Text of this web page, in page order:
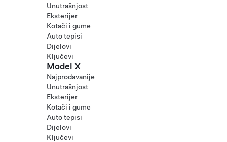
Unutrašnjost
Eksterijer
Kotači i gume
Auto tepisi
Dijelovi
Ključevi
Model X
Najprodavanije
Unutrašnjost
Eksterijer
Kotači i gume
Auto tepisi
Dijelovi
Ključevi